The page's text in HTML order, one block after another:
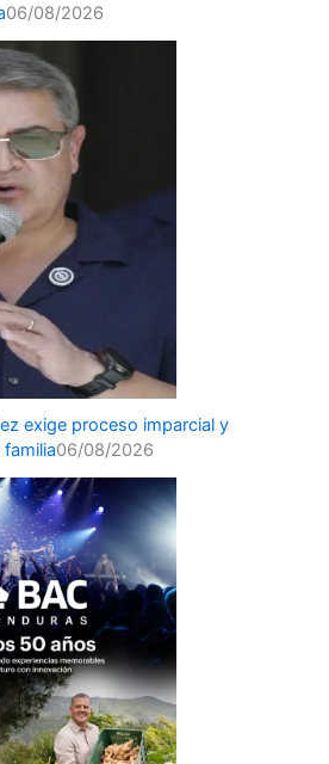
06/08/2026
exige proceso imparcial y
06/08/2026